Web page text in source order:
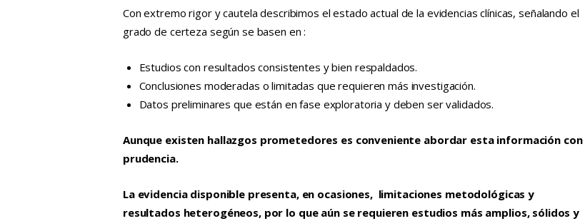
Con extremo rigor y cautela describimos el estado actual de la evidencias clínicas, señalando el
grado de certeza según se basen en :
Estudios con resultados consistentes y bien respaldados.
Conclusiones moderadas o limitadas que requieren más investigación.
Datos preliminares que están en fase exploratoria y deben ser validados.
Aunque existen hallazgos prometedores es conveniente abordar esta información con
prudencia.
La evidencia disponible presenta, en ocasiones, limitaciones metodológicas y
resultados heterogéneos, por lo que aún se requieren estudios más amplios, sólidos y